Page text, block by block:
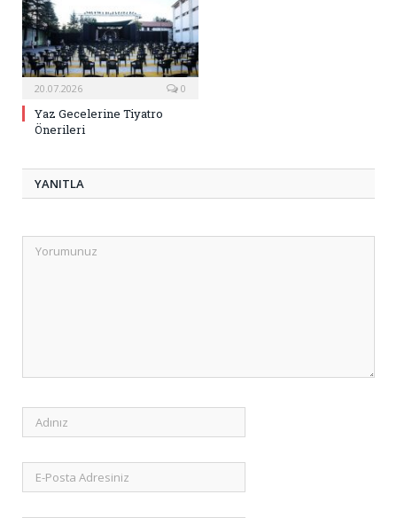
20.07.2026 0
Yaz Gecelerine Tiyatro
Önerileri
YANITLA